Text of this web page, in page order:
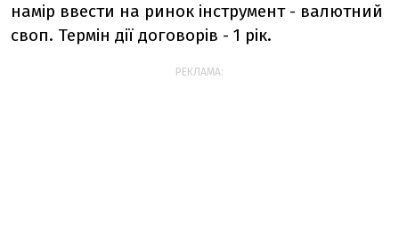
намір ввести на ринок інструмент - валютний
своп. Термін дії договорів - 1 рік.
РЕКЛАМА: